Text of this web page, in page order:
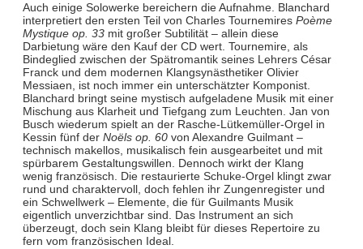
Auch einige Solowerke bereichern die Aufnahme. Blanchard
interpretiert den ersten Teil von Charles Tournemires Poème
Mystique op. 33mit großer Subtilität – allein diese
Darbietung wäre den Kauf der CD wert. Tournemire, als
Bindeglied zwischen der Spätromantik seines Lehrers César
Franck und dem modernen Klangsynästhetiker Olivier
Messiaen, ist noch immer ein unterschätzter Komponist.
Blanchard bringt seine mystisch aufgeladene Musik mit einer
Mischung aus Klarheit und Tiefgang zum Leuchten. Jan von
Busch wiederum spielt an der Rasche-Lütkemüller-Orgel in
Kessin fünf der Noëls op. 60von Alexandre Guilmant –
technisch makellos, musikalisch fein ausgearbeitet und mit
spürbarem Gestaltungswillen. Dennoch wirkt der Klang
wenig französisch. Die restaurierte Schuke-Orgel klingt zwar
rund und charaktervoll, doch fehlen ihr Zungenregister und
ein Schwellwerk – Elemente, die für Guilmants Musik
eigentlich unverzichtbar sind. Das Instrument an sich
überzeugt, doch sein Klang bleibt für dieses Repertoire zu
fern vom französischen Ideal.